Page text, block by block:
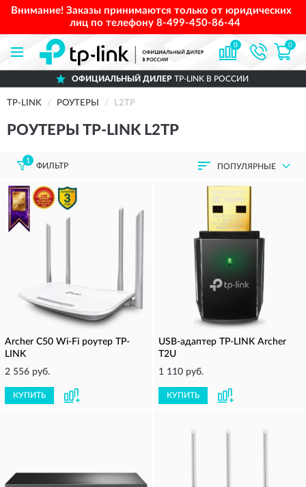
Внимание! Заказы принимаются только от юридических
лиц по телефону 8-499-450-86-44
0 0
ОФИЦИАЛЬНЫЙ ДИЛЕР TP-LINK В РОССИИ
TP-LINK РОУТЕРЫ L2TP
РОУТЕРЫ TP-LINK L2TP
1
ФИЛЬТР ПОПУЛЯРНЫЕ
Archer C50 Wi-Fi роутер TP-
LINK
2 556 руб.
КУПИТЬ
USB-адаптер TP-LINK Archer
T2U
1 110 руб.
КУПИТЬ